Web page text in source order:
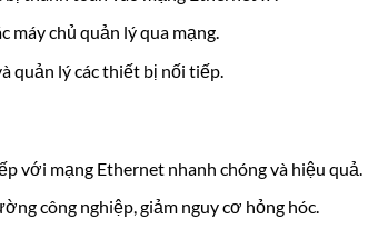
máy chủ quản lý qua mạng.
quản lý các thiết bị nối tiếp.
với mạng Ethernet nhanh chóng và hiệu quả.
công nghiệp, giảm nguy cơ hỏng hóc.